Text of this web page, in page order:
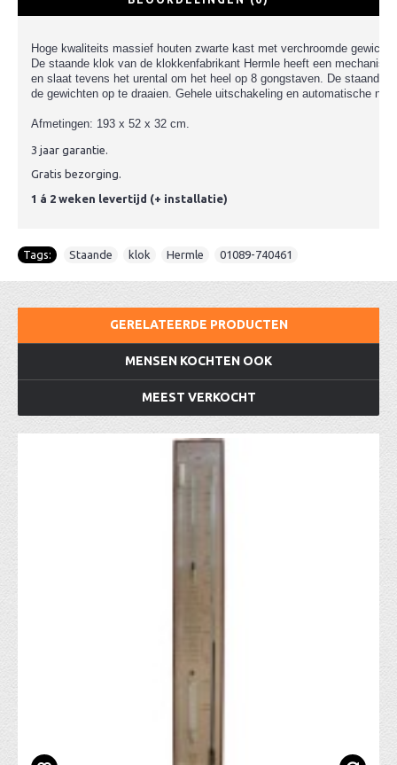
Hoge kwaliteits massief houten zwarte kast met verchroomde
De staande klok van de klokkenfabrikant Hermle heeft een
en slaat tevens het urental om het heel op 8 gongstaven. De staande
de gewichten op te draaien. Gehele uitschakeling en automatische
Afmetingen: 193 x 52 x 32 cm.
3 jaar garantie.
Gratis bezorging.
1 á 2 weken levertijd (+ installatie)
Tags: Staande klok Hermle 01089-740461
GERELATEERDE PRODUCTEN
MENSEN KOCHTEN OOK
MEEST VERKOCHT